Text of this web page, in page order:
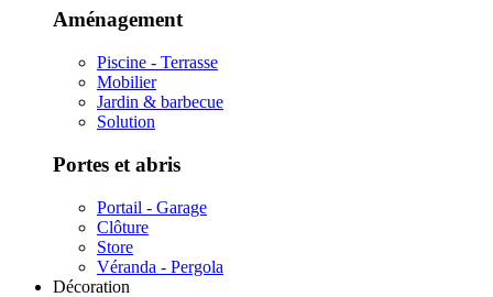
Aménagement
Piscine - Terrasse
Mobilier
Jardin & barbecue
Solution
Portes et abris
Portail - Garage
Clôture
Store
Véranda - Pergola
Décoration